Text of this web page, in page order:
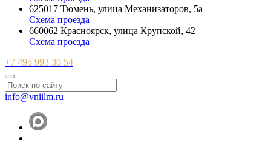
625017 Тюмень, улица Механизаторов, 5а
Схема проезда
660062 Красноярск, улица Крупской, 42
Схема проезда
+7 495 993 30 54
info@vniilm.ru